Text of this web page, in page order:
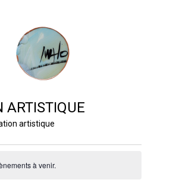
ARTISTIQUE
artistique
à venir.